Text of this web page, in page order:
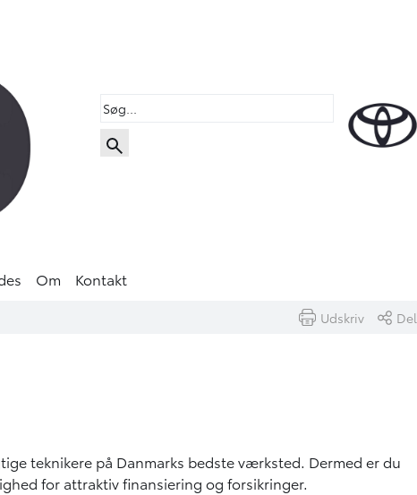
Om Kontakt
Udskriv Del
teknikere på Danmarks bedste værksted. Dermed er du
for attraktiv finansiering og forsikringer.